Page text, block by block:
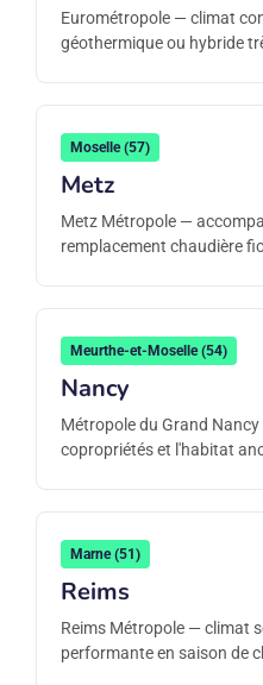
Eurométropole — climat
géothermique ou hybride
Moselle (57)
Metz
Metz Métropole —
remplacement chaudière
Meurthe-et-Moselle (54)
Nancy
Métropole du Grand
copropriétés et l'habitat
Marne (51)
Reims
Reims Métropole — climat
performante en saison de